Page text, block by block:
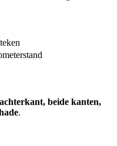
beide kanten,
.